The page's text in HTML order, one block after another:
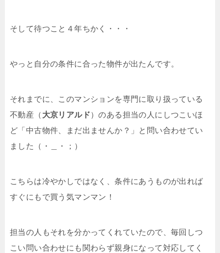
そして待つこと４年ちかく・・・
やっと自分の条件に合った物件が出たんです。
それまでに、このマンションを専門に取り扱っている
不動産（ 大京リアルド）のある担当の人にしつこいほ
ど「中古物件、まだ出ませんか？」と問い合わせてい
ました（・＿・；）
こちらは冷やかしではなく、条件にあうものが出れば
すぐにもで買う気マンマン！
担当の人もそれを分かってくれていたので、毎回しつ
こい問い合わせにも関わらず親身になって対応してく